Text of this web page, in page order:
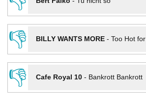
👎
BILLY WANTS MORE- Too Hot
👎
Cafe Royal 10- Bankrott Bankrott